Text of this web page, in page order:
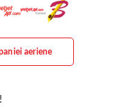
aeriene